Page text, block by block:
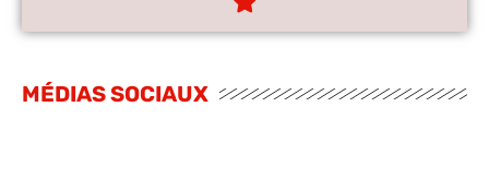
MÉDIAS SOCIAUX